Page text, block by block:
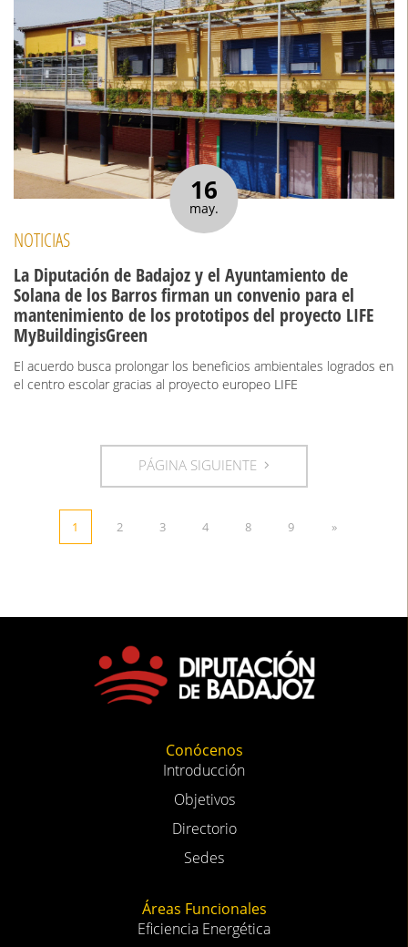
16
may.
NOTICIAS
La Diputación de Badajoz y el Ayuntamiento de
Solana de los Barros firman un convenio para el
mantenimiento de los prototipos del proyecto LIFE
MyBuildingisGreen
El acuerdo busca prolongar los beneficios ambientales logrados en
el centro escolar gracias al proyecto europeo LIFE
PÁGINA SIGUIENTE
1 2 3 4 8 9 »
Conócenos
Introducción
Objetivos
Directorio
Sedes
Áreas Funcionales
Eficiencia Energética